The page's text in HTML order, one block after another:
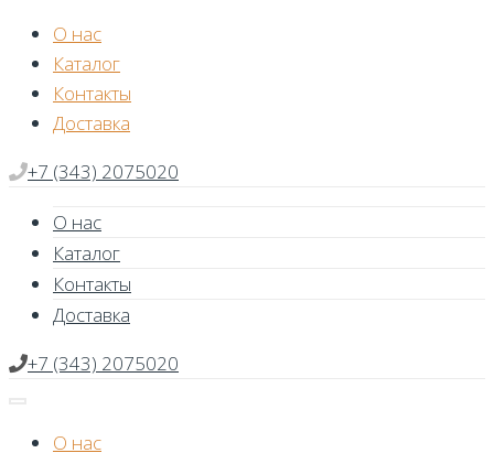
Skip
content
О нас
Каталог
Контакты
Доставка
+7 (343) 2075020
О нас
Каталог
Контакты
Доставка
+7 (343) 2075020
О нас